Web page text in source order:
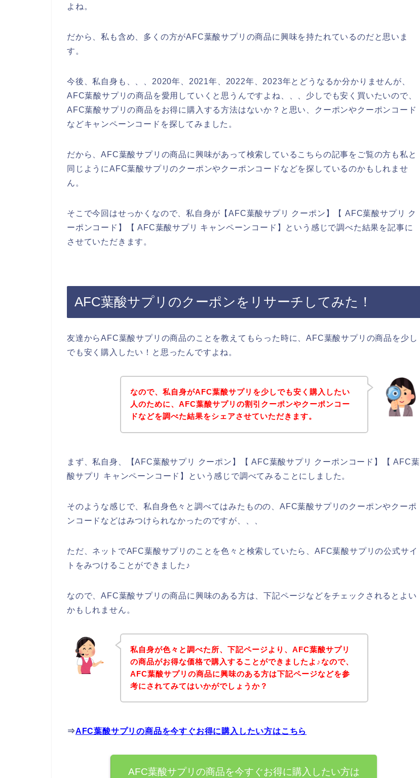
よね。
だから、私も含め、多くの方がAFC葉酸サプリの商品に興味を持たれているのだと思いま
す。
今後、私自身も、、、2020年、2021年、2022年、2023年とどうなるか分かりませんが、
AFC葉酸サプリの商品を愛用していくと思うんですよね、、、少しでも安く買いたいので、
AFC葉酸サプリの商品をお得に購入する方法はないか？と思い、クーポンやクーポンコード
などキャンペーンコードを探してみました。
だから、AFC葉酸サプリの商品に興味があって検索しているこちらの記事をご覧の方も私と
同じようにAFC葉酸サプリのクーポンやクーポンコードなどを探しているのかもしれませ
ん。
そこで今回はせっかくなので、私自身が【AFC葉酸サプリ クーポン】【 AFC葉酸サプリ ク
ーポンコード】【 AFC葉酸サプリ キャンペーンコード】という感じで調べた結果を記事に
させていただきます。
AFC葉酸サプリのクーポンをリサーチしてみた！
友達からAFC葉酸サプリの商品のことを教えてもらった時に、AFC葉酸サプリの商品を少し
でも安く購入したい！と思ったんですよね。
なので、私自身がAFC葉酸サプリを少しでも安く購入したい
人のために、AFC葉酸サプリの割引クーポンやクーポンコー
ドなどを調べた結果をシェアさせていただきます。
まず、私自身、【AFC葉酸サプリ クーポン】【 AFC葉酸サプリ クーポンコード】【 AFC葉
酸サプリ キャンペーンコード】という感じで調べてみることにしました。
そのような感じで、私自身色々と調べてはみたものの、AFC葉酸サプリのクーポンやクーポ
ンコードなどはみつけられなかったのですが、、、
ただ、ネットでAFC葉酸サプリのことを色々と検索していたら、AFC葉酸サプリの公式サイ
トをみつけることができました♪
なので、AFC葉酸サプリの商品に興味のある方は、下記ページなどをチェックされるとよい
かもしれません。
私自身が色々と調べた所、下記ページより、AFC葉酸サプリ
の商品がお得な価格で購入することができましたよ♪なので、
AFC葉酸サプリの商品に興味のある方は下記ページなどを参
考にされてみてはいかがでしょうか？
⇒AFC葉酸サプリの商品を今すぐお得に購入したい方はこちら
AFC葉酸サプリの商品を今すぐお得に購入したい方は